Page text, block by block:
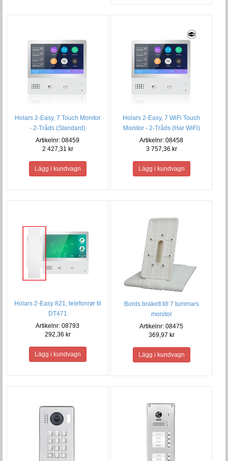
Holars 2-Easy, 7 Touch Monitor
- 2-Tråds (Standard)
Artikelnr: 08459
2 427,31 kr
Holars 2-Easy, 7 WiFi Touch
Monitor - 2-Tråds (Har WiFi)
Artikelnr: 08458
3 757,36 kr
Holars 2-Easy 821, telefonrør til
DT471
Artikelnr: 08793
292,36 kr
Bords brakett till 7 tummars
monitor
Artikelnr: 08475
369,97 kr